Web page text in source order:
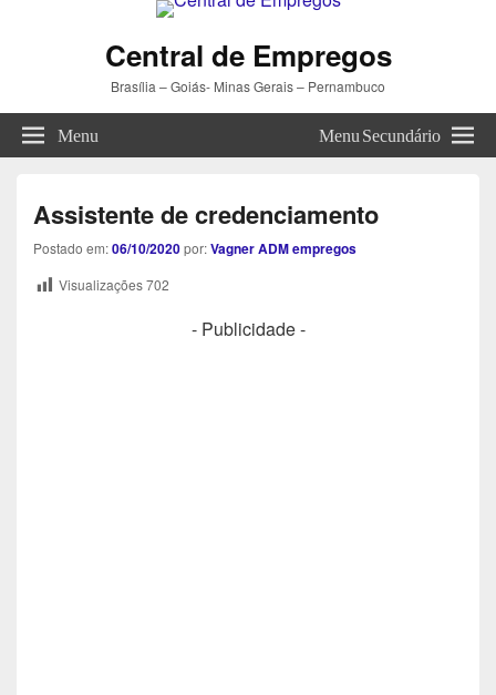
Central de Empregos
Brasília – Goiás- Minas Gerais – Pernambuco
Menu Menu Secundário
Assistente de credenciamento
Postado em:06/10/2020por:Vagner ADM empregos
Visualizações702
- Publicidade -